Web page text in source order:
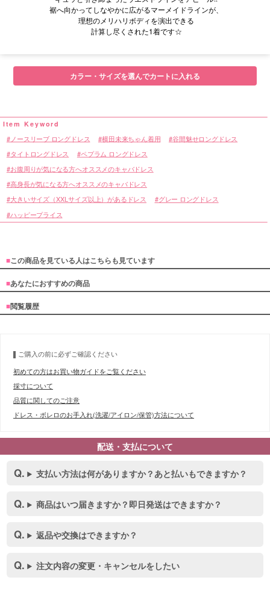
裾へ向かってしなやかに広がるマーメイドラインが、
理想のメリハリボディを演出できる
計算し尽くされた1着です☆
■スペック表
カラー・サイズを選んでカートに入れる
ノースリーブ ロングドレス 横田未来ちゃん着用 谷間魅せロングドレス
タイトロングドレス ペプラム ロングドレス
お腹周りが気になる方へオススメのキャバドレス
高身長が気になる方へオススメのキャバドレス
大きいサイズ（XXLサイズ以上）があるドレス
グレー ロングドレス
ハッピープライス
■この商品を見ている人はこちらも見ています
■あなたにおすすめの商品
■閲覧履歴
ご購入の前に必ずご確認ください
初めての方はお買い物ガイドをご覧ください
採寸について
品質に関してのご注意
ドレス・ボレロのお手入れ(洗濯/アイロン/保管)方法について
配送・支払について
支払い方法は何がありますか？あと払いもできますか？
商品はいつ届きますか？即日発送はできますか？
返品や交換はできますか？
注文内容の変更・キャンセルをしたい